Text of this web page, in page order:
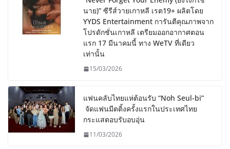
นาย)” ซีรีส์วายเกาหลี เรต19+ ผลิตโดย
YYDS Entertainment การันตีคุณภาพจาก
โปรดักชั่นเกาหลี เตรียมออกอากาศตอน
แรก 17 มีนาคมนี้ ทาง WeTV ที่เดียว
เท่านั้น
15/03/2026
แฟนคลับไทยแห่ต้อนรับ “Noh Seul-bi”
จัดแฟนมีตติ้งครั้งแรกในประเทศไทย
กระแสตอบรับอบอุ่น
11/03/2026